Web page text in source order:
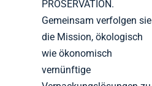
PROSERVATION.
Gemeinsam verfolgen sie
die Mission, ökologisch
wie ökonomisch
vernünftige